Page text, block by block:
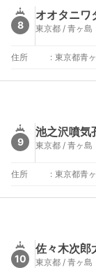
8
オオタニワ
東京都 / 青ヶ島
住所 : 東京都青
9
池之沢噴気
東京都 / 青ヶ島
住所 : 東京都青
10
佐々木次郎
東京都 / 青ヶ島